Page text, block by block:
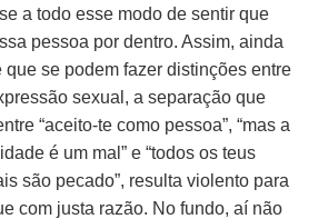
a todo esse modo de sentir que
pessoa por dentro. Assim, ainda
que se podem fazer distinções entre
sexual, a separação que
“aceito-te como pessoa”, “mas a
é um mal” e “todos os teus
são pecado”, resulta violento para
com justa razão. No fundo, aí não